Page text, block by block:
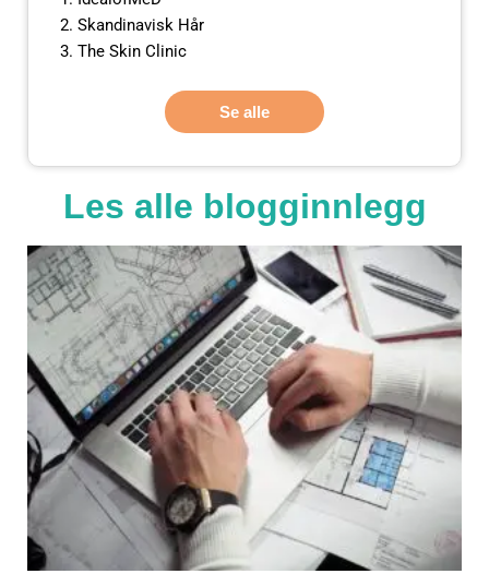
Skandinavisk Hår
The Skin Clinic
Se alle
Les alle blogginnlegg